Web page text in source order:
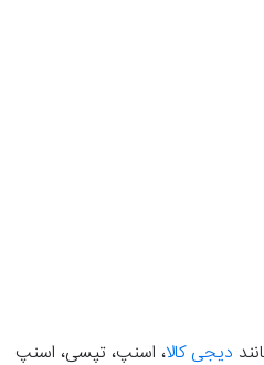
دیجی کالا، اسنپ، تپسی، اسنپ